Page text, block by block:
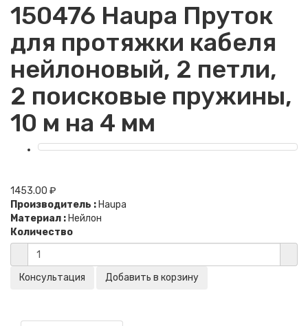
150476 Haupa Пруток
для протяжки кабеля
нейлоновый, 2 петли,
2 поисковые пружины,
10 м на 4 мм
1453.00 ₽
Производитель : Haupa
Материал : Нейлон
Количество